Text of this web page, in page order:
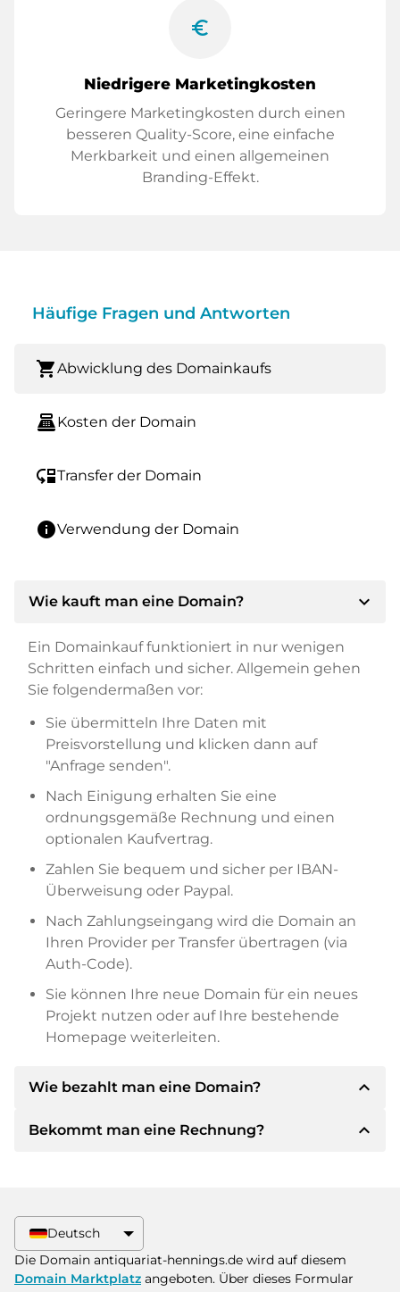
euro_symbol
Niedrigere Marketingkosten
Geringere Marketingkosten durch einen
besseren Quality-Score, eine einfache
Merkbarkeit und einen allgemeinen
Branding-Effekt.
Häufige Fragen und Antworten
shopping_cartAbwicklung des Domainkaufs
point_of_saleKosten der Domain
move_downTransfer der Domain
infoVerwendung der Domain
Wie kauft man eine Domain? expand_more
Ein Domainkauf funktioniert in nur wenigen
Schritten einfach und sicher. Allgemein gehen
Sie folgendermaßen vor:
Sie übermitteln Ihre Daten mit
Preisvorstellung und klicken dann auf
"Anfrage senden".
Nach Einigung erhalten Sie eine
ordnungsgemäße Rechnung und einen
optionalen Kaufvertrag.
Zahlen Sie bequem und sicher per IBAN-
Überweisung oder Paypal.
Nach Zahlungseingang wird die Domain an
Ihren Provider per Transfer übertragen (via
Auth-Code).
Sie können Ihre neue Domain für ein neues
Projekt nutzen oder auf Ihre bestehende
Homepage weiterleiten.
Wie bezahlt man eine Domain? expand_less
Nach einer Einigung wird der Inhaber Ihnen die
Zahlungsmethoden anbieten.
Bitte geben Sie bei der Überweisung immer
den Domainnamen und die
Bekommt man eine Rechnung? expand_less
größeren Kaufpreisen bekommen Sie auf
Wunsch auch einen zusätzlichen Kaufvertrag.
Deutsch
Die Domain antiquariat-hennings.de wird auf diesem
Domain Marktplatz angeboten. Über dieses Formular